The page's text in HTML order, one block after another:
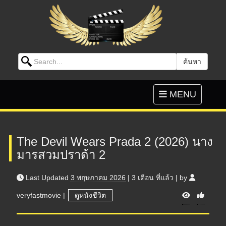
Search for: ค้นหา
Toggle
navigation
MENU
The Devil Wears Prada 2 (2026) นาง
มารสวมปราด้า 2
Last Updated 3 พฤษภาคม 2026 | 3 เดือน ที่แล้ว | by
veryfastmovie | ดูหนังชีวิต V
i